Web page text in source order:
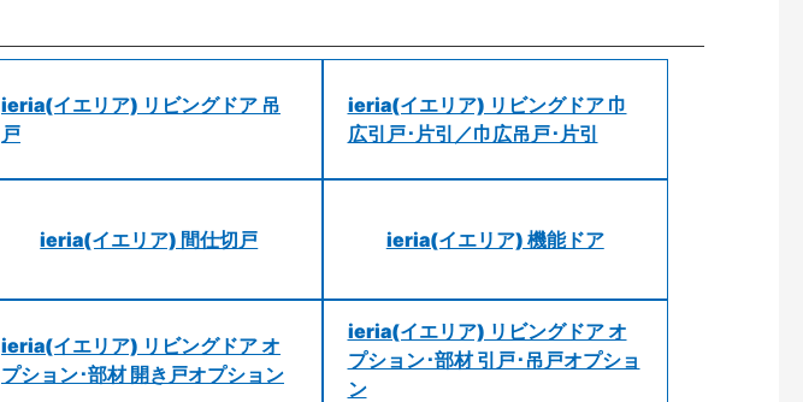
ieria(イエリア) リビングドア 吊
戸
ieria(イエリア) リビングドア 巾
広引戸･片引／巾広吊戸･片引
ieria(イエリア) 間仕切戸 ieria(イエリア) 機能ドア
ieria(イエリア) リビングドア オ
プション･部材 開き戸オプション
ieria(イエリア) リビングドア オ
プション･部材 引戸･吊戸オプショ
ン